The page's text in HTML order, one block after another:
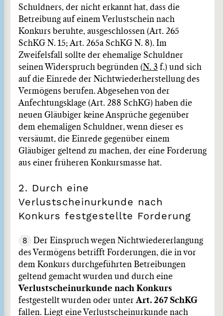
Schuldners, der nicht erkannt hat, dass die
Betreibung auf einem Verlustschein nach
Konkurs beruhte, ausgeschlossen (Art. 265
SchKG N. 15; Art. 265a SchKG N. 8). Im
Zweifelsfall sollte der ehemalige Schuldner
seinen Widerspruch begründen (N. 3 f.) und sich
auf die Einrede der Nichtwiederherstellung des
Vermögens berufen. Abgesehen von der
Anfechtungsklage (Art. 288 SchKG) haben die
neuen Gläubiger keine Ansprüche gegenüber
dem ehemaligen Schuldner, wenn dieser es
versäumt, die Einrede gegenüber einem
Gläubiger geltend zu machen, der eine Forderung
aus einer früheren Konkursmasse hat.
2. Durch eine
Verlustscheinurkunde nach
Konkurs festgestellte Forderung
8
Der Einspruch wegen Nichtwiedererlangung
des Vermögens betrifft Forderungen, die in vor
dem Konkurs durchgeführten Betreibungen
geltend gemacht wurden und durch eine
Verlustscheinurkunde nach Konkurs
festgestellt wurden oder unter Art. 267 SchKG
fallen. Liegt eine Verlustscheinurkunde nach